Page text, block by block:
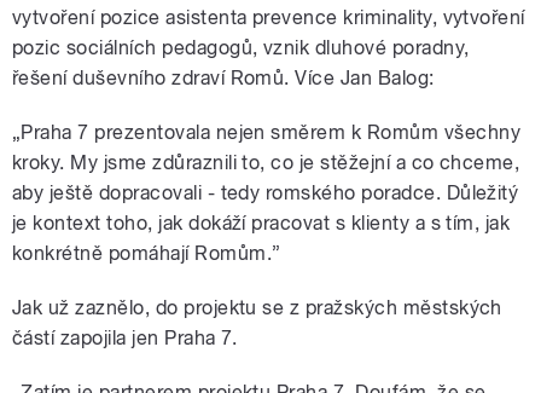
vytvoření pozice asistenta prevence kriminality, vytvoření
pozic sociálních pedagogů, vznik dluhové poradny,
řešení duševního zdraví Romů. Více Jan Balog:
„Praha 7 prezentovala nejen směrem k Romům všechny
kroky. My jsme zdůraznili to, co je stěžejní a co chceme,
aby ještě dopracovali - tedy romského poradce. Důležitý
je kontext toho, jak dokáží pracovat s klienty a s tím, jak
konkrétně pomáhají Romům.”
Jak už zaznělo, do projektu se z pražských městských
částí zapojila jen Praha 7.